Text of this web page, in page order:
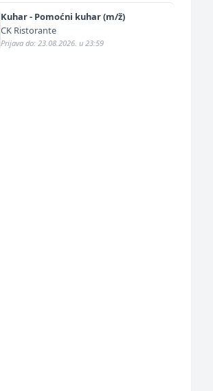
Kuhar - Pomoćni kuhar (m/ž)
CK Ristorante
Prijava do: 23.08.2026. u 23:59